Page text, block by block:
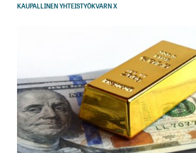
KAUPALLINEN YHTEISTYÖKVARN X